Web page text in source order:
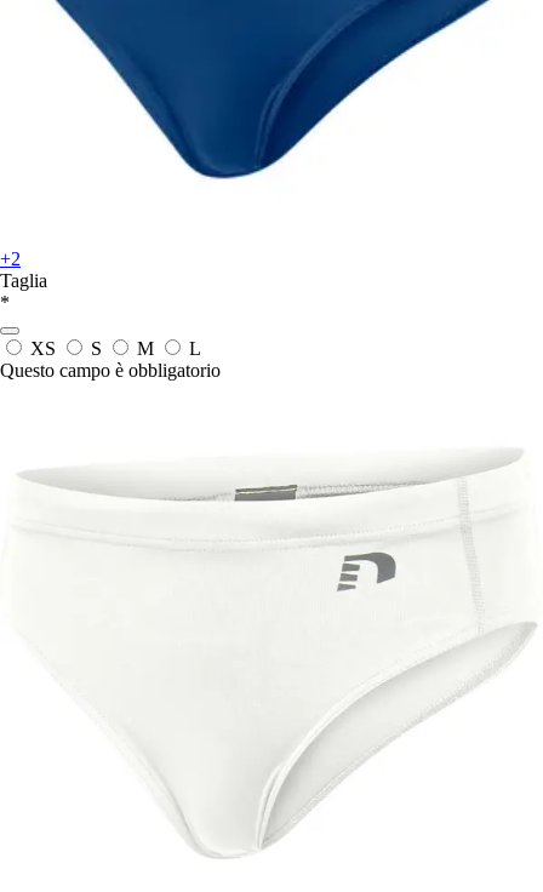
+2
Taglia
*
XS S M
L
Questo campo è obbligatorio